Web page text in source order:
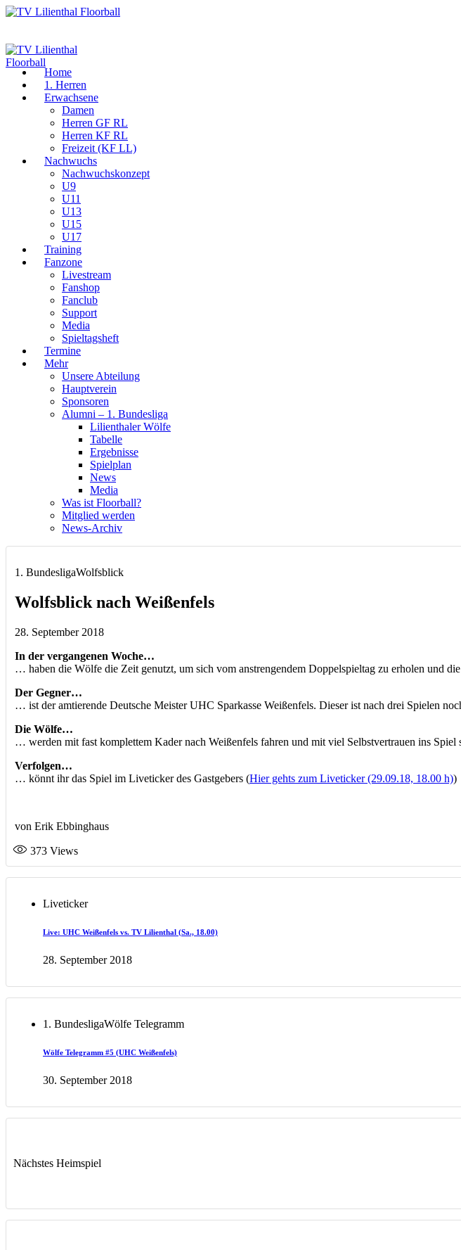
Home
1. Herren
Erwachsene
Damen
Herren GF RL
Herren KF RL
Freizeit (KF LL)
Nachwuchs
Nachwuchskonzept
U9
U11
U13
U15
U17
Training
Fanzone
Livestream
Fanshop
Fanclub
Support
Media
Spieltagsheft
Termine
Mehr
Unsere Abteilung
Hauptverein
Sponsoren
Alumni – 1. Bundesliga
Lilienthaler Wölfe
Tabelle
Ergebnisse
Spielplan
News
Media
Was ist Floorball?
Mitglied werden
News-Archiv
1. BundesligaWolfsblick
Wolfsblick nach Weißenfels
28. September 2018
In der vergangenen Woche…
… haben die Wölfe die Zeit genutzt, um sich vom anstrengendem Doppelspieltag zu erholen und
Der Gegner…
… ist der amtierende Deutsche Meister UHC Sparkasse Weißenfels. Dieser ist nach drei Spielen
Die Wölfe…
… werden mit fast komplettem Kader nach Weißenfels fahren und mit viel Selbstvertrauen ins Spiel
Verfolgen…
… könnt ihr das Spiel im Liveticker des Gastgebers (Hier gehts zum Liveticker (29.09.18, 18.00 h))
von Erik Ebbinghaus
373 Views
Liveticker
Live: UHC Weißenfels vs. TV Lilienthal (Sa., 18.00)
28. September 2018
1. BundesligaWölfe Telegramm
Wölfe Telegramm #5 (UHC Weißenfels)
30. September 2018
Nächstes Heimspiel